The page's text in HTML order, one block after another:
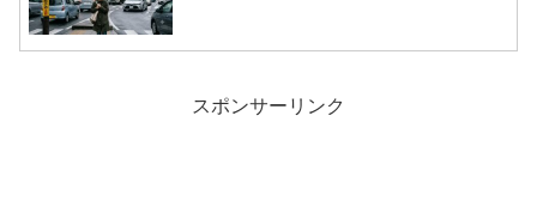
スポンサーリンク